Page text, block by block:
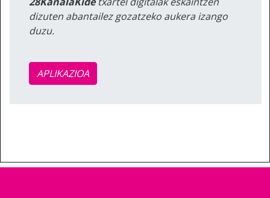
dizuten abantailez gozatzeko aukera izango
duzu.
APLIKAZIOA